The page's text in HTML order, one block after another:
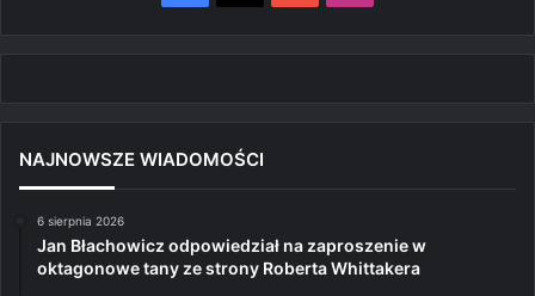
NAJNOWSZE WIADOMOŚCI
6 sierpnia 2026
Jan Błachowicz odpowiedział na zaproszenie w
oktagonowe tany ze strony Roberta Whittakera